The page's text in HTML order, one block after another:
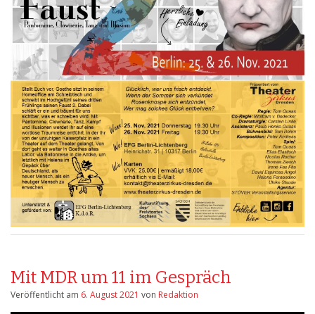
Mit MDR um 11 im Gespräch
Veröffentlicht am 6. August 2021 von Redaktion